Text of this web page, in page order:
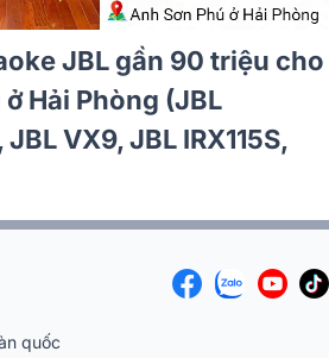
JBL gần 90 triệu cho
Hải Phòng (JBL
VX9, JBL IRX115S,
quốc